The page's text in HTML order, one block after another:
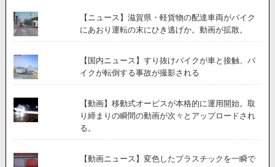
【ニュース】滋賀県・軽貨物の配達車両がバイク
にあおり運転の末にひき逃げか。動画が拡散。
【国内ニュース】すり抜けバイクが車と接触、バ
イクが転倒する事故が撮影される
【動画】移動式オービスが本格的に運用開始。取
り締まりの瞬間の動画が次々とアップロードされ
る。
【動画ニュース】変色したプラスチックを一瞬で